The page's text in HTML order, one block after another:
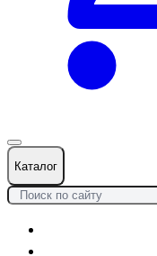
Каталог